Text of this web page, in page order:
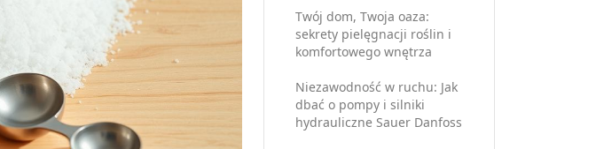
Twój dom, Twoja oaza:
sekrety pielęgnacji roślin i
komfortowego wnętrza
Niezawodność w ruchu: Jak
dbać o pompy i silniki
hydrauliczne Sauer Danfoss